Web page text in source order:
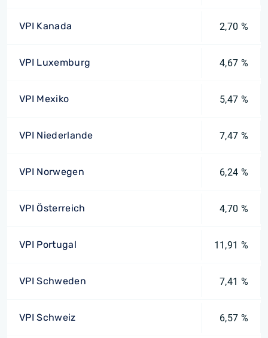
VPI Kanada 2,70 %
VPI Luxemburg 4,67 %
VPI Mexiko 5,47 %
VPI Niederlande 7,47 %
VPI Norwegen 6,24 %
VPI Österreich 4,70 %
VPI Portugal 11,91 %
VPI Schweden 7,41 %
VPI Schweiz 6,57 %